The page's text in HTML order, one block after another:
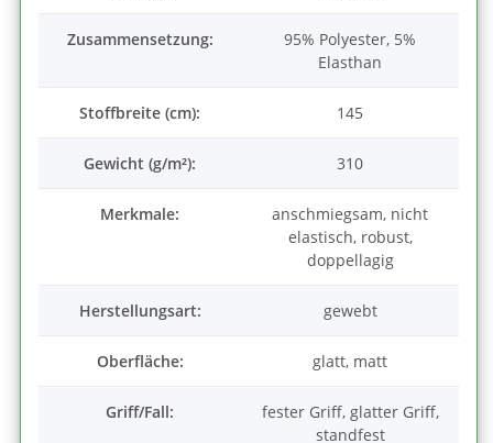
Zusammensetzung:
95% Polyester, 5%
Elasthan
Stoffbreite (cm): 145
Gewicht (g/m²): 310
Merkmale:
anschmiegsam, nicht
elastisch, robust,
doppellagig
Herstellungsart: gewebt
Oberfläche: glatt, matt
Griff/Fall:
fester Griff, glatter Griff,
standfest